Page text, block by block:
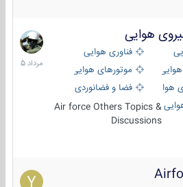
هوایی
فناوری هوایی
موتورهای هوایی
فضا و فضانوردی
Air force Others Topics &
Discussions
2
مرداد
1405
15